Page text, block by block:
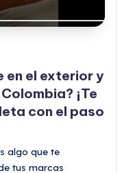
en el exterior y
¡Te
con el paso
algo que te
tus marcas